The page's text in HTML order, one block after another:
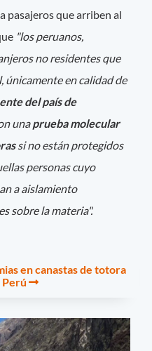
pasajeros que arriben al
"los peruanos,
no residentes que
en calidad de
del país de
unaprueba molecular
si no están protegidos
personas cuyo
a aislamiento
sobre la materia".
en canastas de totora
Perú